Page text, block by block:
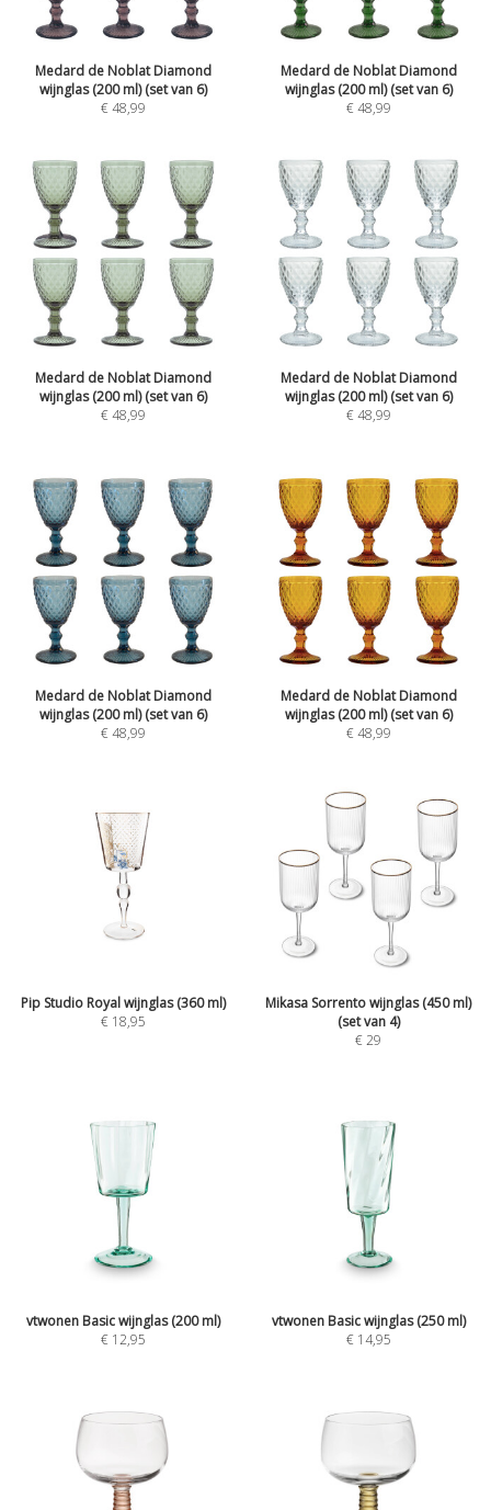
Medard de Noblat Diamond
wijnglas (200 ml) (set van 6)
€48,99
Medard de Noblat Diamond
wijnglas (200 ml) (set van 6)
€48,99
Medard de Noblat Diamond
wijnglas (200 ml) (set van 6)
€48,99
Medard de Noblat Diamond
wijnglas (200 ml) (set van 6)
€48,99
Medard de Noblat Diamond
wijnglas (200 ml) (set van 6)
€48,99
Medard de Noblat Diamond
wijnglas (200 ml) (set van 6)
€48,99
Pip Studio Royal wijnglas (360 ml)
€ 18,95
Mikasa Sorrento wijnglas (450 ml)
(set van 4)
€29
vtwonen Basic wijnglas (200 ml)
€ 12,95
vtwonen Basic wijnglas (250 ml)
€ 14,95